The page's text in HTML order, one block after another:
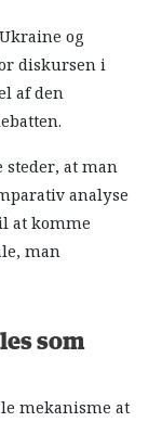
og
diskursen i
af den
at man
analyse
at komme
man
som
mekanisme at